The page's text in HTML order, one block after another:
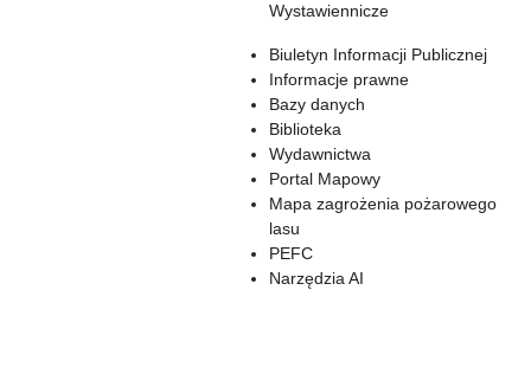
Wystawiennicze
Biuletyn Informacji Publicznej
Informacje prawne
Bazy danych
Biblioteka
Wydawnictwa
Portal Mapowy
Mapa zagrożenia pożarowego
lasu
PEFC
Narzędzia AI